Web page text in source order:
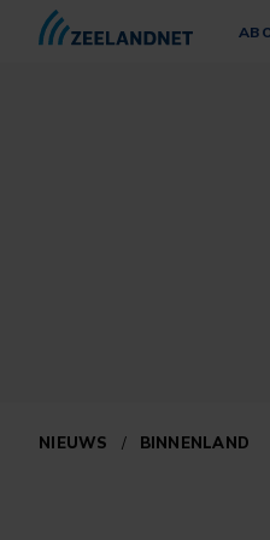
NIEUWS / BINNENLAND